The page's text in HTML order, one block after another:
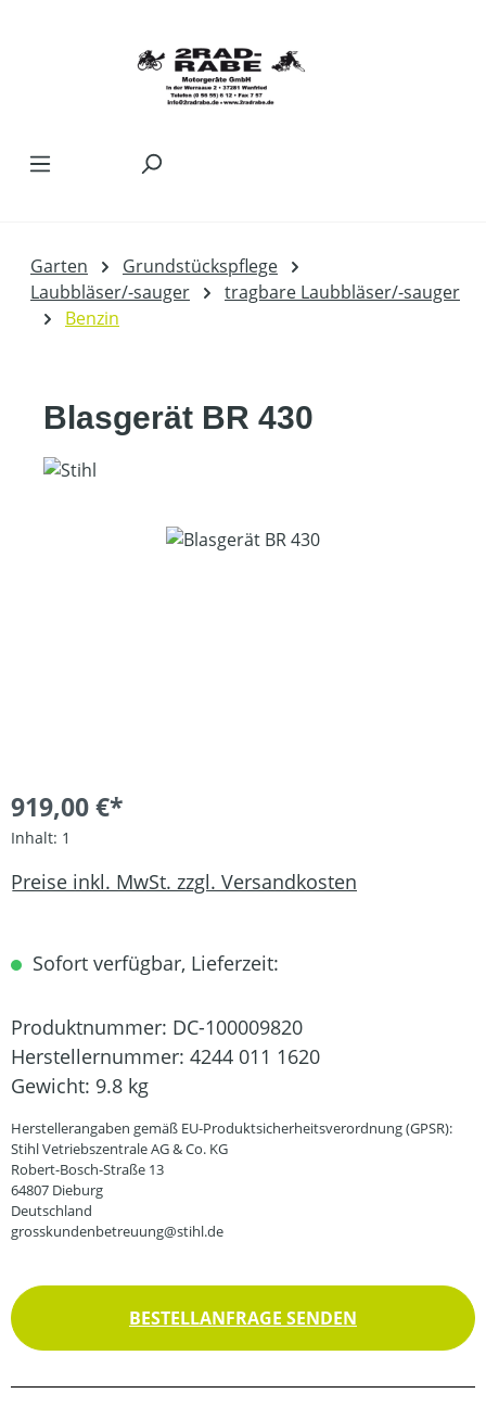
Garten
Grundstückspflege
Laubbläser/-sauger
tragbare Laubbläser/-sauger
Benzin
Blasgerät BR 430
Bildergalerie überspringen
919,00 €*
Inhalt: 1
Preise inkl. MwSt. zzgl. Versandkosten
Sofort verfügbar, Lieferzeit:
Produktnummer: DC-100009820
Herstellernummer: 4244 011 1620
Gewicht: 9.8 kg
Herstellerangaben gemäß EU-Produktsicherheitsverordnung (GPSR):
Stihl Vetriebszentrale AG & Co. KG
Robert-Bosch-Straße 13
64807 Dieburg
Deutschland
grosskundenbetreuung@stihl.de
BESTELLANFRAGE SENDEN